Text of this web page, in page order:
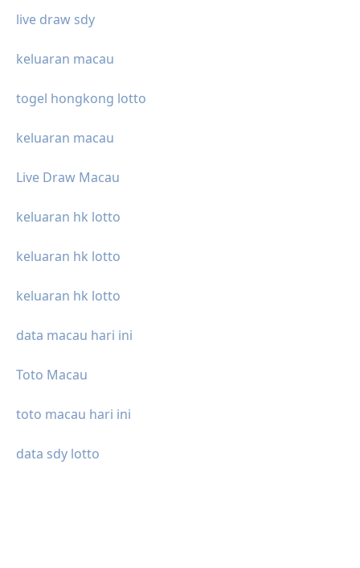
live draw sdy
keluaran macau
togel hongkong lotto
keluaran macau
Live Draw Macau
keluaran hk lotto
keluaran hk lotto
keluaran hk lotto
data macau hari ini
Toto Macau
toto macau hari ini
data sdy lotto